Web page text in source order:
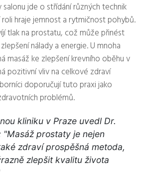
jde o střídání různých technik
roli hraje jemnost a rytmičnost pohybů.
tlak na prostatu, což může přinést
nálady a energie. U mnoha
masáž ke zlepšení krevního oběhu v
pozitivní vliv na celkové zdraví
doporučují tuto praxi jako
problémů.
kliniku v Praze uvedl Dr.
"Masáž prostaty je nejen
zdraví prospěšná metoda,
zlepšit kvalitu života